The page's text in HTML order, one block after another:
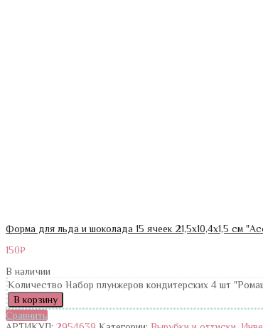
Форма для льда и шоколада 15 ячеек 21,5х10,4х1,5 см
150₽
В наличии
Количество Набор плунжеров кондитерских 4 шт
В корзину
Сравнить